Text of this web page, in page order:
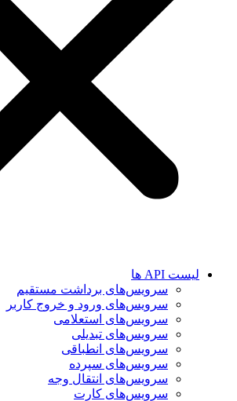
لیست API ها
سرویس‌های برداشت مستقیم
سرویس‌های ورود و خروج کاربر
سرویس‌های استعلامی
سرویس‌های تبدیلی
سرویس‌های انطباقی
سرویس‌های سپرده
سرویس‌های انتقال وجه
سرویس‌های کارت